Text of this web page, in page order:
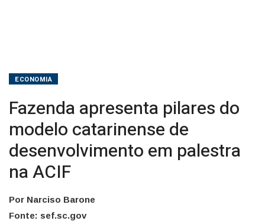
ECONOMIA
Fazenda apresenta pilares do
modelo catarinense de
desenvolvimento em palestra
na ACIF
Por Narciso Barone
Fonte: sef.sc.gov